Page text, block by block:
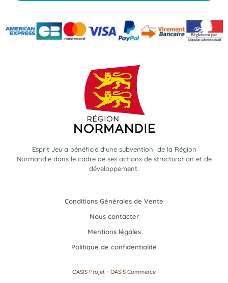
Esprit Jeu a bénéficié d'une subvention de la Région
Normandie dans le cadre de ses actions de structuration et de
développement.
Conditions Générales de Vente
Nous contacter
Mentions légales
Politique de confidentialité
OASIS Projet - OASIS Commerce